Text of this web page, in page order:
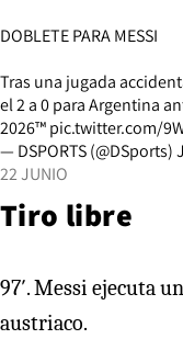
DOBLETE PARA MESSI
Tras una jugada
el 2 a 0 para Argentina
2026™pic.twitter.com/
— DSPORTS (@DSports)
22 JUNIO
Tiro libre
97′. Messi ejecuta una falta y ese balón raspa el vertical
austriaco.